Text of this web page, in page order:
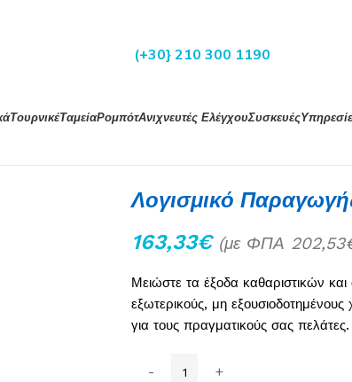
(+30} 210 300 1190
ΤουρνικέΤαμείαΡομπότΑνιχνευτές ΕλέγχουΣυσκευές
Λογισμικό
163,33€ (με ΦΠΑ 202,53
Μειώστε τα έξοδα καθαριστικών
εξωτερικούς, μη
για τους πραγματικούς σας πελάτες.
- +